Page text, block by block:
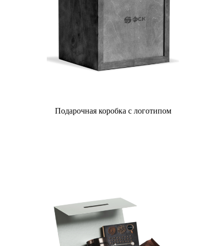
Подарочная коробка с логотипом